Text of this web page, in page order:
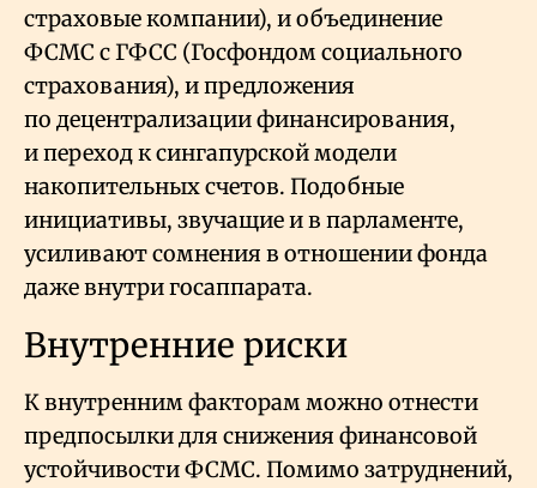
страховые компании), и объединение
ФСМС с ГФСС (Госфондом социального
страхования), и предложения
по децентрализации финансирования,
и переход к сингапурской модели
накопительных счетов. Подобные
инициативы, звучащие и в парламенте,
усиливают сомнения в отношении фонда
даже внутри госаппарата.
Внутренние риски
К внутренним факторам можно отнести
предпосылки для снижения финансовой
устойчивости ФСМС. Помимо затруднений,